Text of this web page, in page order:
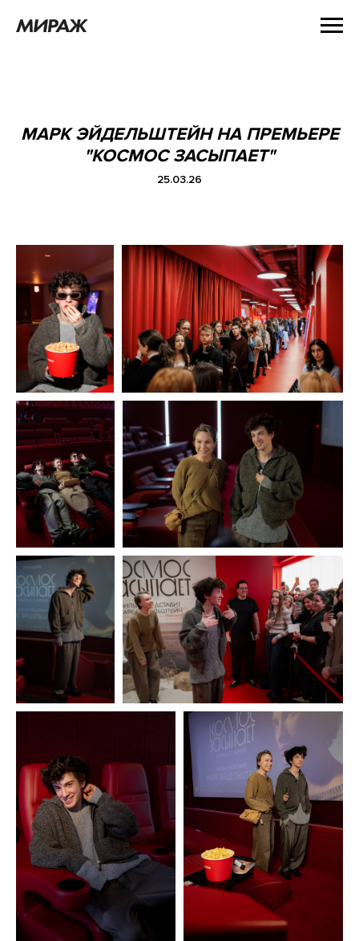
МАРК ЭЙДЕЛЬШТЕЙН НА ПРЕМЬЕРЕ
"КОСМОС ЗАСЫПАЕТ"
25.03.26